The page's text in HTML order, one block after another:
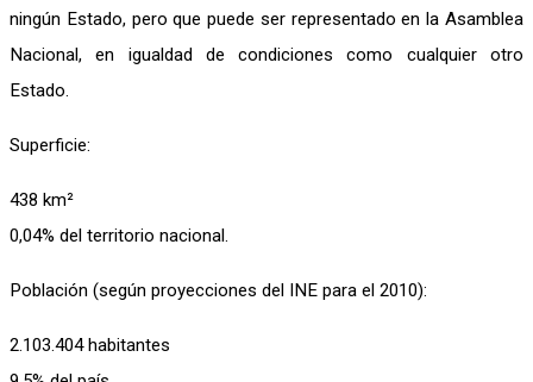
ningún Estado, pero que puede ser representado en la Asamblea
Nacional, en igualdad de condiciones como cualquier otro
Estado.
Superficie:
438 km²
0,04% del territorio nacional.
Población (según proyecciones del INE para el 2010):
2.103.404 habitantes